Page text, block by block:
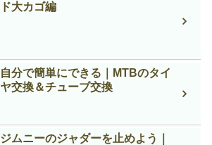
ド大カゴ編
自分で簡単にできる｜MTBのタイ
ヤ交換＆チューブ交換
ジムニーのジャダーを止めよう｜